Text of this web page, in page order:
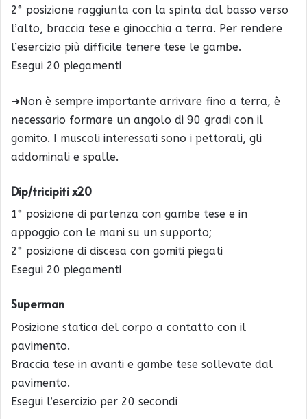
2° posizione raggiunta con la spinta dal basso verso
l’alto, braccia tese e ginocchia a terra. Per rendere
l’esercizio più difficile tenere tese le gambe.
Esegui 20 piegamenti
➜Non è sempre importante arrivare fino a terra, è
necessario formare un angolo di 90 gradi con il
gomito. I muscoli interessati sono i pettorali, gli
addominali e spalle.
Dip/tricipiti x20
1° posizione di partenza con gambe tese e in
appoggio con le mani su un supporto;
2° posizione di discesa con gomiti piegati
Esegui 20 piegamenti
Superman
Posizione statica del corpo a contatto con il
pavimento.
Braccia tese in avanti e gambe tese sollevate dal
pavimento.
Esegui l’esercizio per 20 secondi